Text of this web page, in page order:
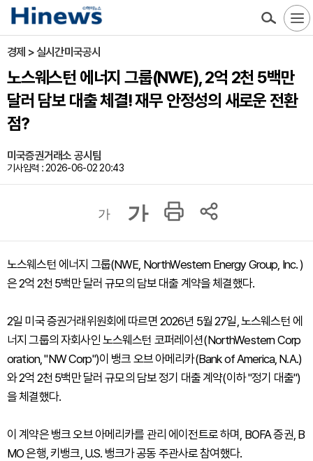
경제 > 실시간미국공시
노스웨스턴 에너지 그룹(NWE), 2억 2천 5백만
달러 담보 대출 체결! 재무 안정성의 새로운 전환
점?
미국증권거래소 공시팀
기사입력 : 2026-06-02 20:43
가 가
노스웨스턴 에너지 그룹(NWE, NorthWestern Energy Group, Inc. )
은 2억 2천 5백만 달러 규모의 담보 대출 계약을 체결했다.
2일 미국 증권거래위원회에 따르면 2026년 5월 27일, 노스웨스턴 에
너지 그룹의 자회사인 노스웨스턴 코퍼레이션(NorthWestern Corp
oration, "NW Corp")이 뱅크 오브 아메리카(Bank of America, N.A.)
와 2억 2천 5백만 달러 규모의 담보 정기 대출 계약(이하 "정기 대출")
을 체결했다.
이 계약은 뱅크 오브 아메리카를 관리 에이전트로 하며, BOFA 증권, B
MO 은행, 키뱅크, U.S. 뱅크가 공동 주관사로 참여했다.